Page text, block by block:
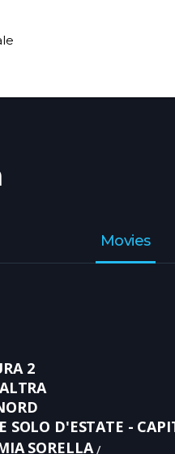
Movies
2
SOLO D'ESTATE -
SORELLA